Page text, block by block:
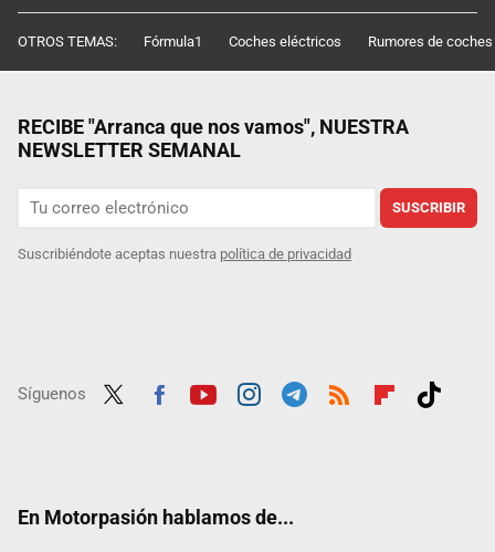
OTROS TEMAS: Fórmula1 Coches eléctricos Rumores de coches
RECIBE "Arranca que nos vamos", NUESTRA
NEWSLETTER SEMANAL
SUSCRIBIR
Suscribiéndote aceptas nuestra política de privacidad
Síguenos
En Motorpasión hablamos de...